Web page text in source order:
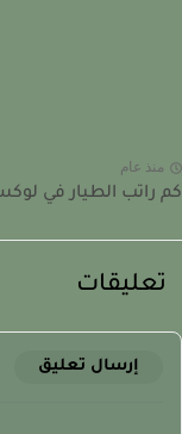
عام
الطيار في
إرسال تعليق